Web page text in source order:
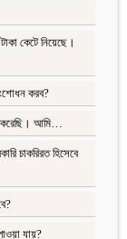
কেটে নিয়েছে।
করব?
করেছি। আমি…
চাকরিরত হিসেবে
যায়?